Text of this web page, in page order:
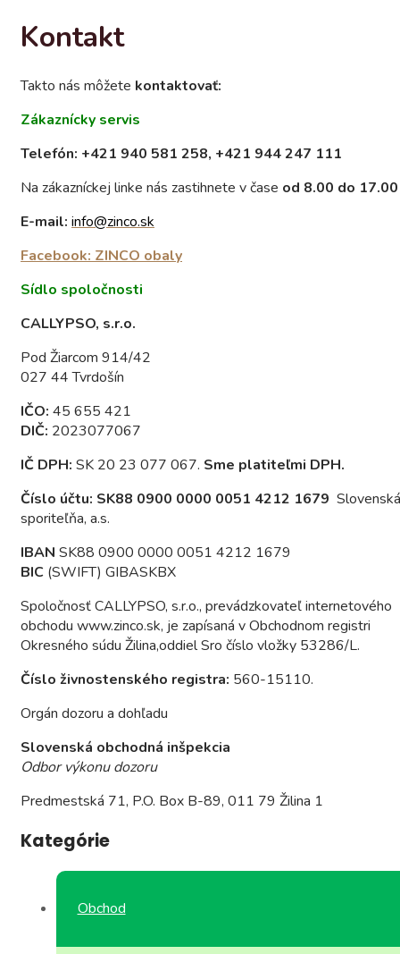
Kontakt
Takto nás môžete kontaktovať:
Zákaznícky servis
Telefón: +421 940 581 258, +421 944 247 111
Na zákazníckej linke nás zastihnete v čase od 8.00 do 17.00
E-mail: info@zinco.sk
Facebook: ZINCO obaly
Sídlo spoločnosti
CALLYPSO, s.r.o.
Pod Žiarcom 914/42
027 44 Tvrdošín
IČO: 45 655 421
DIČ: 2023077067
IČ DPH: SK 20 23 077 067. Sme platiteľmi DPH.
Číslo účtu: SK88 0900 0000 0051 4212 1679 Slovenská
sporiteľňa, a.s.
IBAN SK88 0900 0000 0051 4212 1679
BIC (SWIFT) GIBASKBX
Spoločnosť CALLYPSO, s.r.o., prevádzkovateľ internetového
obchodu www.zinco.sk, je zapísaná v Obchodnom registri
Okresného súdu Žilina,oddiel Sro číslo vložky 53286/L.
Číslo živnostenského registra: 560-15110.
Orgán dozoru a dohľadu
Slovenská obchodná inšpekcia
Odbor výkonu dozoru
Predmestská 71, P.O. Box B-89, 011 79 Žilina 1
Kategórie
Obchod